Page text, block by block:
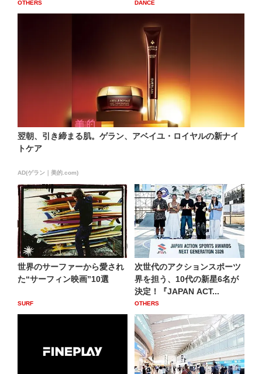
OTHERS DANCE
翌朝、引き締まる肌。ゲラン、アベイユ・ロイヤルの新ナイ
トケア
AD(ゲラン｜美的.com)
世界のサーファーから愛され
た“サーフィン映画”10選
SURF
次世代のアクションスポーツ
界を担う、10代の新星6名が
決定！『JAPAN ACT...
OTHERS